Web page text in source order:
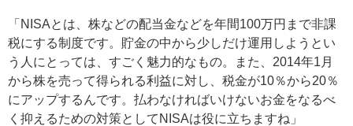
「NISAとは、株などの配当金などを年間100万円まで非課
税にする制度です。貯金の中から少しだけ運用しようとい
う人にとっては、すごく魅力的なもの。また、2014年1月
から株を売って得られる利益に対し、税金が10％から20％
にアップするんです。払わなければいけないお金をなるべ
く抑えるための対策としてNISAは役に立ちますね」